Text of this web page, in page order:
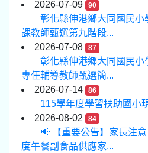
2026-07-09 90
彰化縣伸港鄉大同國民
課教師甄選第九階段...
2026-07-08
87
彰化縣伸港鄉大同國民
專任輔導教師甄選簡...
2026-07-14
86
115學年度學習扶助國小
2026-08-02
84
📢 【重要公告】家長注
度午餐副食品供應家...